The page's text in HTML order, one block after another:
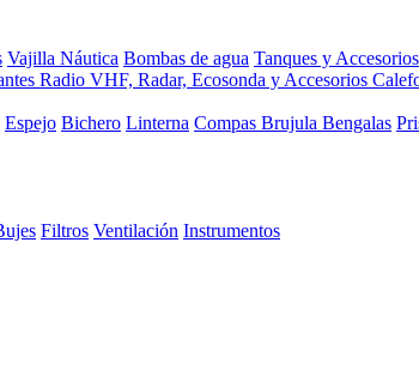
Vajilla Náutica Bombas de agua Tanques y Accesorios
Radio VHF, Radar, Ecosonda y Accesorios
Espejo Bichero Linterna Compas Brujula Bengalas
Filtros Ventilación Instrumentos